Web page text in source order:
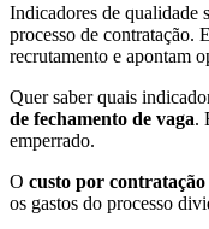
Indicadores de qualidade
processo de contratação.
recrutamento e apontam
Quer saber quais
de fechamento de vaga.
emperrado.
O custo por contratação
os gastos do processo